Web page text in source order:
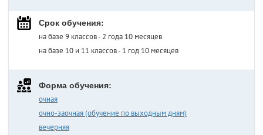
Срок обучения:
на базе 9 классов - 2 года 10 месяцев
на базе 10 и 11 классов - 1 год 10 месяцев
Форма обучения:
очная
очно-заочная (обучение по выходным дням)
вечерняя